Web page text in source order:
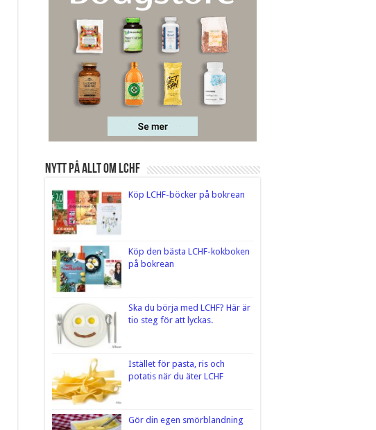
Nytt på Allt om LCHF
Köp LCHF-böcker på bokrean
Köp den bästa LCHF-kokboken
på bokrean
Ska du börja med LCHF? Här är
tio steg för att lyckas.
Istället för pasta, ris och
potatis när du äter LCHF
Gör din egen smörblandning